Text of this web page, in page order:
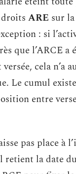
ARE sur
: si
que l’ARCE a
cela n’a
Le cumul
entre
pas place à
retient la date